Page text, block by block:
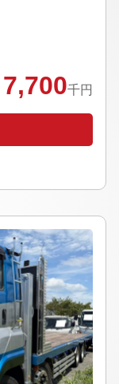
7,700千円